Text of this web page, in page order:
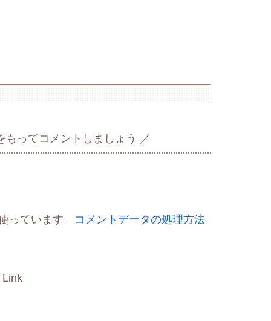
ってコメントしましょう
っています。 コメントデータの処理方法